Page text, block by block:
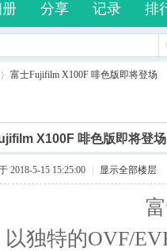
分享 记录 排
富士Fujifilm X100F 啡色版即将登场
X100F 啡色版即将登场
2018-5-15 15:25:00 显示全部楼层
特的OVF/EVF